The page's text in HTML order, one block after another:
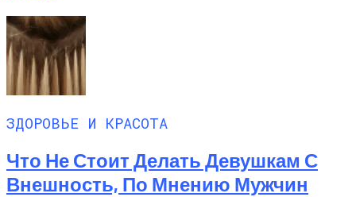
ЗДОРОВЬЕ И КРАСОТА
Что Не Стоит Делать Девушкам С
Внешность, По Мнению Мужчин